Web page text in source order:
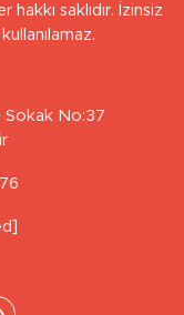
saklıdır. İzinsiz
Sokak No:37